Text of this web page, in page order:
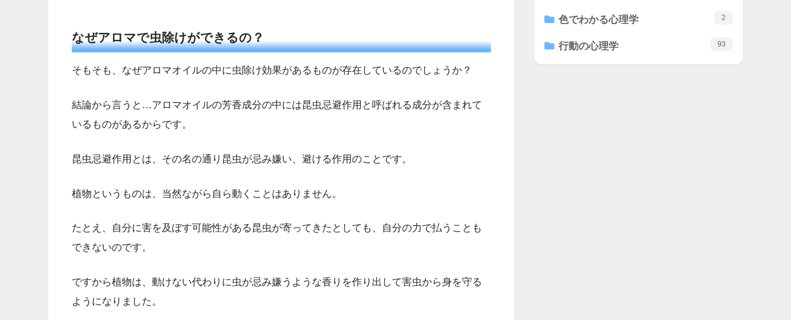
なぜアロマで虫除けができるの？
そもそも、なぜアロマオイルの中に虫除け効果があるものが存在しているのでしょうか？
結論から言うと…アロマオイルの芳香成分の中には昆虫忌避作用と呼ばれる成分が含まれて
いるものがあるからです。
昆虫忌避作用とは、その名の通り昆虫が忌み嫌い、避ける作用のことです。
植物というものは、当然ながら自ら動くことはありません。
たとえ、自分に害を及ぼす可能性がある昆虫が寄ってきたとしても、自分の力で払うことも
できないのです。
ですから植物は、動けない代わりに虫が忌み嫌うような香りを作り出して害虫から身を守る
ようになりました。
色でわかる心理学 2
行動の心理学 93